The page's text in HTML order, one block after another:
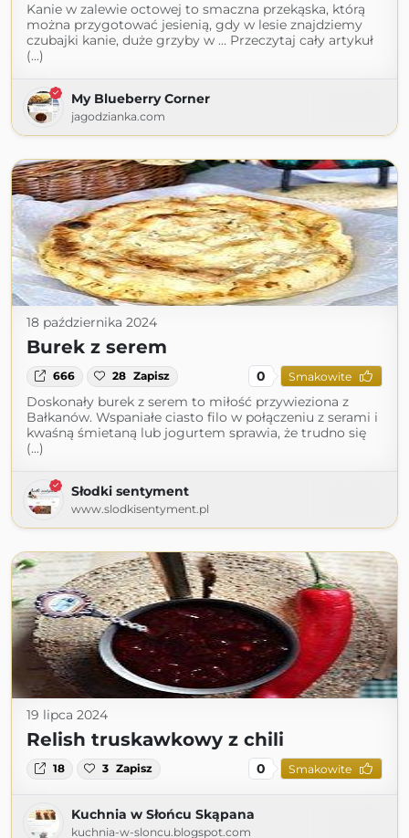
Kanie w zalewie octowej to smaczna przekąska, którą
można przygotować jesienią, gdy w lesie znajdziemy
czubajki kanie, duże grzyby w … Przeczytaj cały artykuł
(...)
My Blueberry Corner
jagodzianka.com
18 października 2024
Burek z serem
666 28 Zapisz 0 Smakowite
Doskonały burek z serem to miłość przywieziona z
Bałkanów. Wspaniałe ciasto filo w połączeniu z serami i
kwaśną śmietaną lub jogurtem sprawia, że trudno się
(...)
Słodki sentyment
www.slodkisentyment.pl
19 lipca 2024
Relish truskawkowy z chili
18 3 Zapisz 0 Smakowite
Kuchnia w Słońcu Skąpana
kuchnia-w-sloncu.blogspot.com